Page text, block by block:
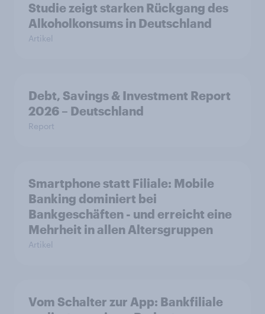
Studie zeigt starken Rückgang des
Alkoholkonsums in Deutschland
Artikel
Debt, Savings & Investment Report
2026 – Deutschland
Report
Smartphone statt Filiale: Mobile
Banking dominiert bei
Bankgeschäften - und erreicht eine
Mehrheit in allen Altersgruppen
Artikel
Vom Schalter zur App: Bankfiliale